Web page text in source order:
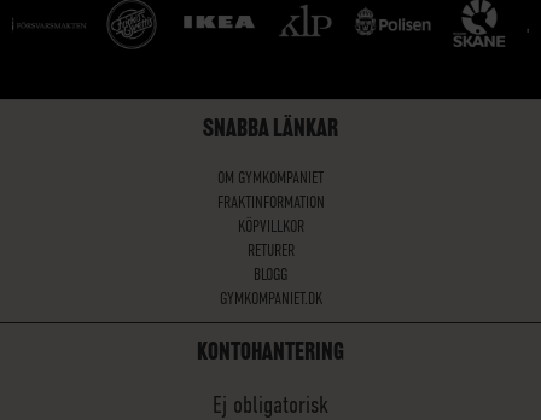
SNABBA LÄNKAR
OM GYMKOMPANIET
FRAKTINFORMATION
KÖPVILLKOR
RETURER
BLOGG
GYMKOMPANIET.DK
KONTOHANTERING
Ej obligatorisk